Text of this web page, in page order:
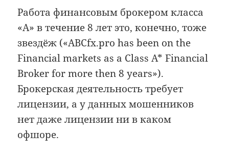
Работа финансовым брокером класса
«А» в течение 8 лет это, конечно, тоже
звездёж («ABCfx.pro has been on the
Financial markets as a Class A* Financial
Broker for more then 8 years»).
Брокерская деятельность требует
лицензии, а у данных мошенников
нет даже лицензии ни в каком
офшоре.